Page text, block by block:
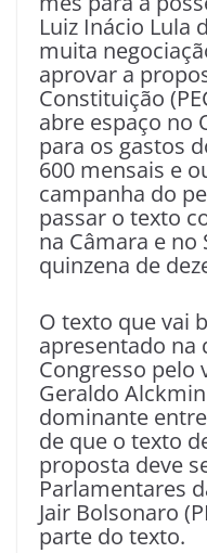
Luiz Inácio Lula
muita
aprovar a
Constituição
abre espaço no
para os gastos
600 mensais e
campanha do
passar o texto
na Câmara e no
quinzena de
O texto que vai
apresentado na
Congresso pelo
Geraldo
dominante
de que o texto
proposta deve
Parlamentares
Jair Bolsonaro
parte do texto.